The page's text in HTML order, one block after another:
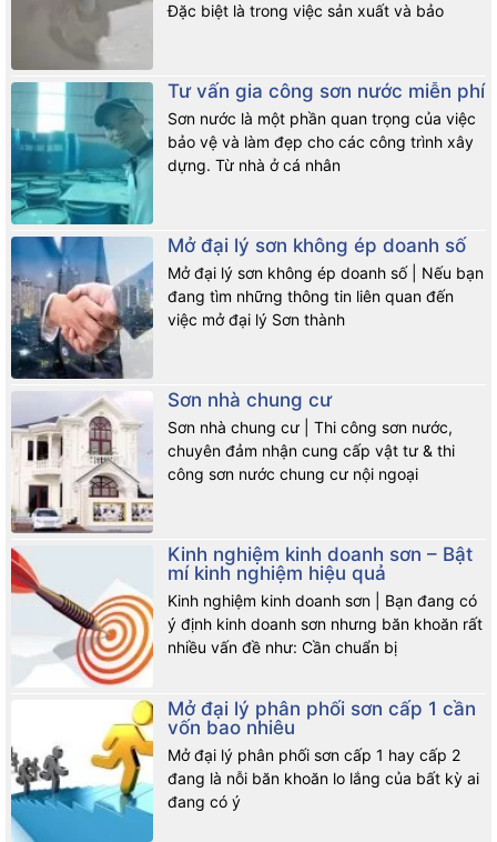
Đặc biệt là trong việc sản xuất và bảo
Tư vấn gia công sơn nước miễn phí
Sơn nước là một phần quan trọng của việc
bảo vệ và làm đẹp cho các công trình xây
dựng. Từ nhà ở cá nhân
Mở đại lý sơn không ép doanh số
Mở đại lý sơn không ép doanh số | Nếu bạn
đang tìm những thông tin liên quan đến
việc mở đại lý Sơn thành
Sơn nhà chung cư
Sơn nhà chung cư | Thi công sơn nước,
chuyên đảm nhận cung cấp vật tư & thi
công sơn nước chung cư nội ngoại
Kinh nghiệm kinh doanh sơn – Bật
mí kinh nghiệm hiệu quả
Kinh nghiệm kinh doanh sơn | Bạn đang có
ý định kinh doanh sơn nhưng băn khoăn rất
nhiều vấn đề như: Cần chuẩn bị
Mở đại lý phân phối sơn cấp 1 cần
vốn bao nhiêu
Mở đại lý phân phối sơn cấp 1 hay cấp 2
đang là nỗi băn khoăn lo lắng của bất kỳ ai
đang có ý